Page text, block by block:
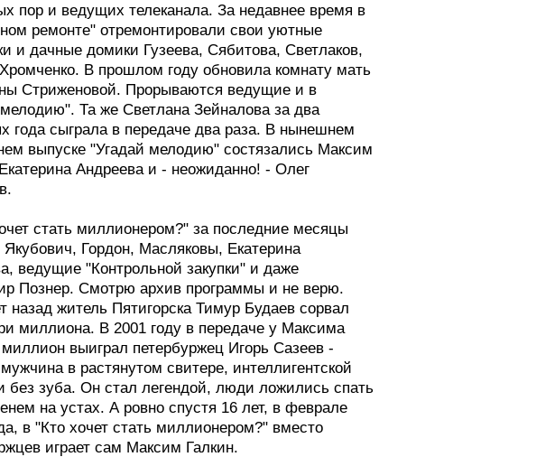
пор и ведущих телеканала. За недавнее время в
ремонте" отремонтировали свои уютные
и дачные домики Гузеева, Сябитова, Светлаков,
В прошлом году обновила комнату мать
Стриженовой. Прорываются ведущие и в
Та же Светлана Зейналова за два
года сыграла в передаче два раза. В нынешнем
выпуске "Угадай мелодию" состязались Максим
Андреева и - неожиданно! - Олег
стать миллионером?" за последние месяцы
Якубович, Гордон, Масляковы, Екатерина
ведущие "Контрольной закупки" и даже
Познер. Смотрю архив программы и не верю.
назад житель Пятигорска Тимур Будаев сорвал
миллиона. В 2001 году в передаче у Максима
миллион выиграл петербуржец Игорь Сазеев -
в растянутом свитере, интеллигентской
без зуба. Он стал легендой, люди ложились спать
на устах. А ровно спустя 16 лет, в феврале
в "Кто хочет стать миллионером?" вместо
играет сам Максим Галкин.